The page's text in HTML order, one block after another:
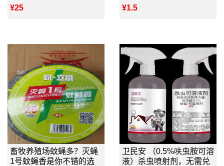
¥25
¥1.5
畜牧养殖场蚊蝇多？灭蝇
1号蚊蝇香是你不错的选
卫民安 （0.5%呋虫胺可溶
液）杀虫喷射剂，无需兑